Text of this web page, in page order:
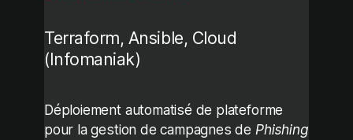
Terraform, Ansible, Cloud
(Infomaniak)
Déploiement automatisé de plateforme
pour la gestion de campagnes de Phishing